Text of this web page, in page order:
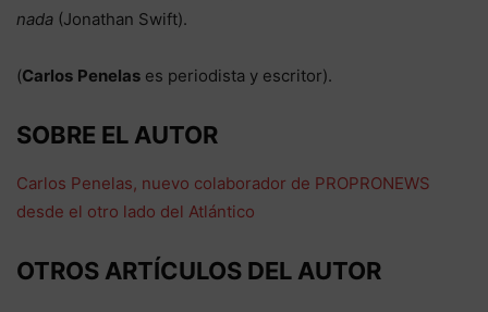
nada (Jonathan Swift).
(Carlos Penelas es periodista y escritor).
SOBRE EL AUTOR
Carlos Penelas, nuevo colaborador de PROPRONEWS
desde el otro lado del Atlántico
OTROS ARTÍCULOS DEL AUTOR